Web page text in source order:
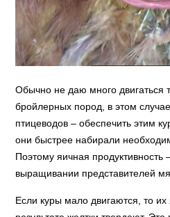
Обычно не даю много двигаться
бройлерных пород, в этом
птицеводов – обеспечить этим
они быстрее набирали
Поэтому яичная продуктивность
выращивании представителей
Если куры мало двигаются, то их